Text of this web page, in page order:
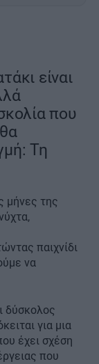
είναι
που
Τη
μήνες της
παιχνίδι
να
δύσκολος
για μια
έχει σχέση
που